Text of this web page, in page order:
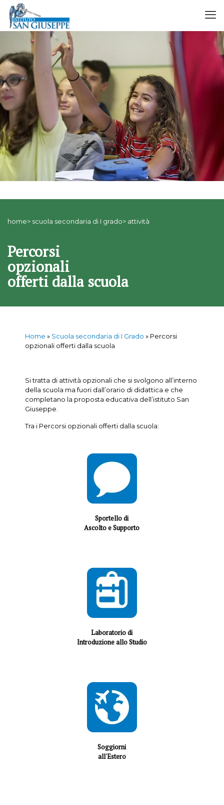
home> scuola secondaria di I grado> attività
Percorsi
opzionali
offerti dalla scuola
Home » Scuola secondaria di I Grado » Percorsi
opzionali offerti dalla scuola
Si tratta di attività opzionali che si svolgono all’interno
della scuola ma fuori dall’orario di didattica e che
completano la proposta educativa dell’istituto San
Giuseppe.
Tra i Percorsi opzionali offerti dalla scuola:
Sportello di
Ascolto e Supporto
Laboratorio di
Introduzione allo Studio
Soggiorni
all'Estero